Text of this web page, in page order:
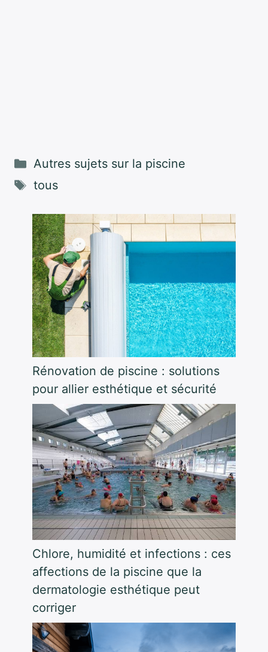
Catégories
Autres sujets sur la piscine
Étiquettes
tous
Rénovation de piscine : solutions
pour allier esthétique et sécurité
Chlore, humidité et infections : ces
affections de la piscine que la
dermatologie esthétique peut
corriger